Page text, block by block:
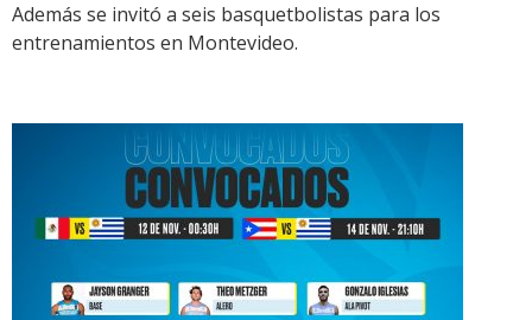
Además se invitó a seis basquetbolistas para los
entrenamientos en Montevideo.